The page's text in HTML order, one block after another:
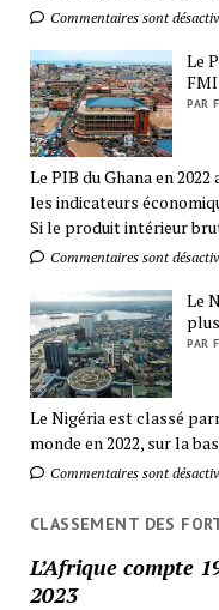
Commentaires sont
Le
FMI
PAR
Le PIB du Ghana en
les indicateurs
Si le produit intérieur
Commentaires sont
Le
PAR
Le Nigéria est classé
monde en 2022, sur la
Commentaires sont
CLASSEMENT DES
L’Afrique compte
2023